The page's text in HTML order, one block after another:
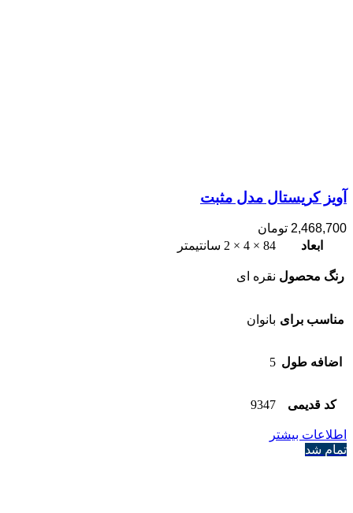
آویز کریستال مدل مثبت
2,468,700 تومان
ابعاد
84 × 4 × 2 سانتیمتر
رنگ محصول نقره ای
مناسب برای بانوان
اضافه طول 5
کد قدیمی 9347
اطلاعات بیشتر
تمام شد